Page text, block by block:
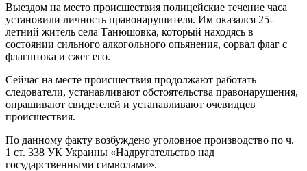
Выездом на место происшествия полицейские течение часа
установили личность правонарушителя. Им оказался 25-
летний житель села Танюшовка, который находясь в
состоянии сильного алкогольного опьянения, сорвал флаг с
флагштока и сжег его.
Сейчас на месте происшествия продолжают работать
следователи, устанавливают обстоятельства правонарушения,
опрашивают свидетелей и устанавливают очевидцев
происшествия.
По данному факту возбуждено уголовное производство по ч.
1 ст. 338 УК Украины «Надругательство над
государственными символами».